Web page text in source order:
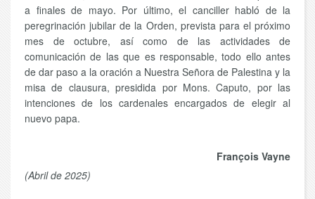
a finales de mayo. Por último, el canciller habló de la
peregrinación jubilar de la Orden, prevista para el próximo
mes de octubre, así como de las actividades de
comunicación de las que es responsable, todo ello antes
de dar paso a la oración a Nuestra Señora de Palestina y la
misa de clausura, presidida por Mons. Caputo, por las
intenciones de los cardenales encargados de elegir al
nuevo papa.
François Vayne
(Abril de 2025)